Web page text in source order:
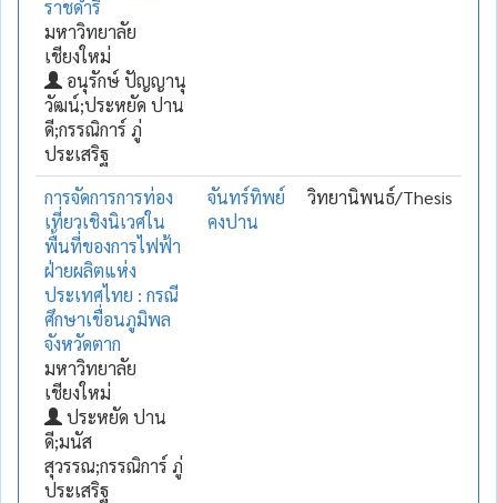
ราชดำริ
มหาวิทยาลัย
เชียงใหม่
อนุรักษ์ ปัญญานุ
วัฒน์;ประหยัด ปาน
ดี;กรรณิการ์ ภู่
ประเสริฐ
การจัดการการท่อง
เที่ยวเชิงนิเวศใน
พื้นที่ของการไฟฟ้า
ฝ่ายผลิตแห่ง
ประเทศไทย : กรณี
ศึกษาเขื่อนภูมิพล
จังหวัดตาก
มหาวิทยาลัย
เชียงใหม่
ประหยัด ปาน
ดี;มนัส
สุวรรณ;กรรณิการ์ ภู่
ประเสริฐ
จันทร์ทิพย์
คงปาน
วิทยานิพนธ์/Thesis